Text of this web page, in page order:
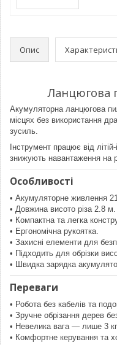
Опис
Ланцюгова
Акумуляторна ланцюгова
місцях без використання
зусиль.
Інструмент працює від
знижують навантаження на
Особливості
• Акумуляторне живлення
• Довжина висото різа 2.8 м.
• Компактна та легка
• Ергономічна рукоятка.
• Захисні елементи для
• Підходить для обрізки
• Швидка зарядка
Переваги
• Робота без кабелів та
• Зручне обрізання дерев
• Невелика вага — лише 3
• Комфортне керування та